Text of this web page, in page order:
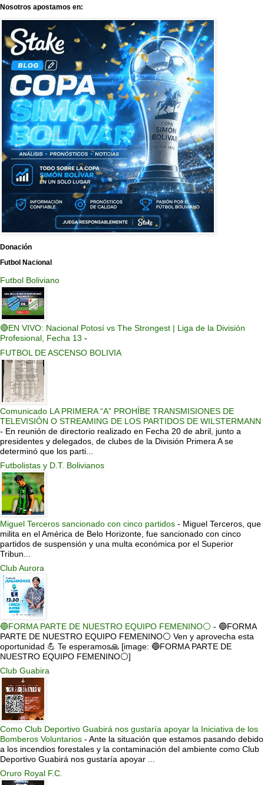
Nosotros apostamos en:
Donación
Futbol Nacional
Futbol Boliviano
🔴EN VIVO: Nacional Potosí vs The Strongest | Liga de la División
Profesional, Fecha 13 -
FUTBOL DE ASCENSO BOLIVIA
Comunicado LA PRIMERA “A” PROHÍBE TRANSMISIONES DE
TELEVISIÓN O STREAMING DE LOS PARTIDOS DE WILSTERMANN
- En reunión de directorio realizado en Fecha 20 de abril, junto a
presidentes y delegados, de clubes de la División Primera A se
determinó que los parti...
Futbolistas y D.T. Bolivianos
Miguel Terceros sancionado con cinco partidos - Miguel Terceros, que
milita en el América de Belo Horizonte, fue sancionado con cinco
partidos de suspensión y una multa económica por el Superior
Tribun...
Club Aurora
🔵FORMA PARTE DE NUESTRO EQUIPO FEMENINO⚪ - 🔵FORMA
PARTE DE NUESTRO EQUIPO FEMENINO⚪ Ven y aprovecha esta
oportunidad 💪 Te esperamos🙏 [image: 🔵FORMA PARTE DE
NUESTRO EQUIPO FEMENINO⚪]
Club Guabira
Como Club Deportivo Guabirá nos gustaría apoyar la Iniciativa de los
Bomberos Voluntarios - Ante la situación que estamos pasando debido
a los incendios forestales y la contaminación del ambiente como Club
Deportivo Guabirá nos gustaría apoyar ...
Oruro Royal F.C.